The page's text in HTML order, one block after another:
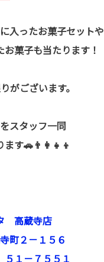
入ったお菓子セットや
菓子も当たります！
がございます。
スタッフ一同
す🚗👨‍👩‍👧‍👦
高蔵寺店
町２－１５６
１－７５５１